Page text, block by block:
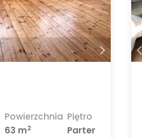
Powierzchnia
63 m2
Piętro
Parter